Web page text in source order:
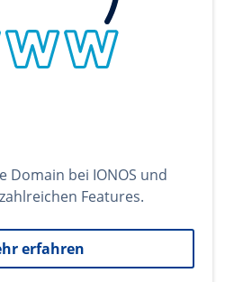
Domain bei IONOS und
Features.
erfahren